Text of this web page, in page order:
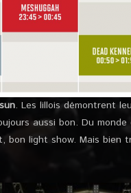
. Les lillois démontrent
aussi bon. Du
bon light show. Mais bien